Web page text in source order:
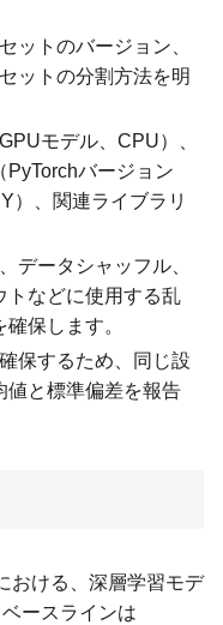
ットのバージョン、
ットの分割方法を明
モデル、CPU）、
PyTorchバージョン
）、関連ライブラリ
データシャッフル、
トなどに使用する乱
保します。
保するため、同じ設
値と標準偏差を報告
おける、深層学習モデ
ースラインは